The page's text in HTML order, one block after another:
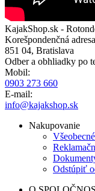
KajakShop.sk -
Korešpondenčná
851 04, Bratislava
Odber a obhliadky po
Mobil:
0903 273 660
E-mail:
info@kajakshop.sk
Nakupovanie
Odstúpiť